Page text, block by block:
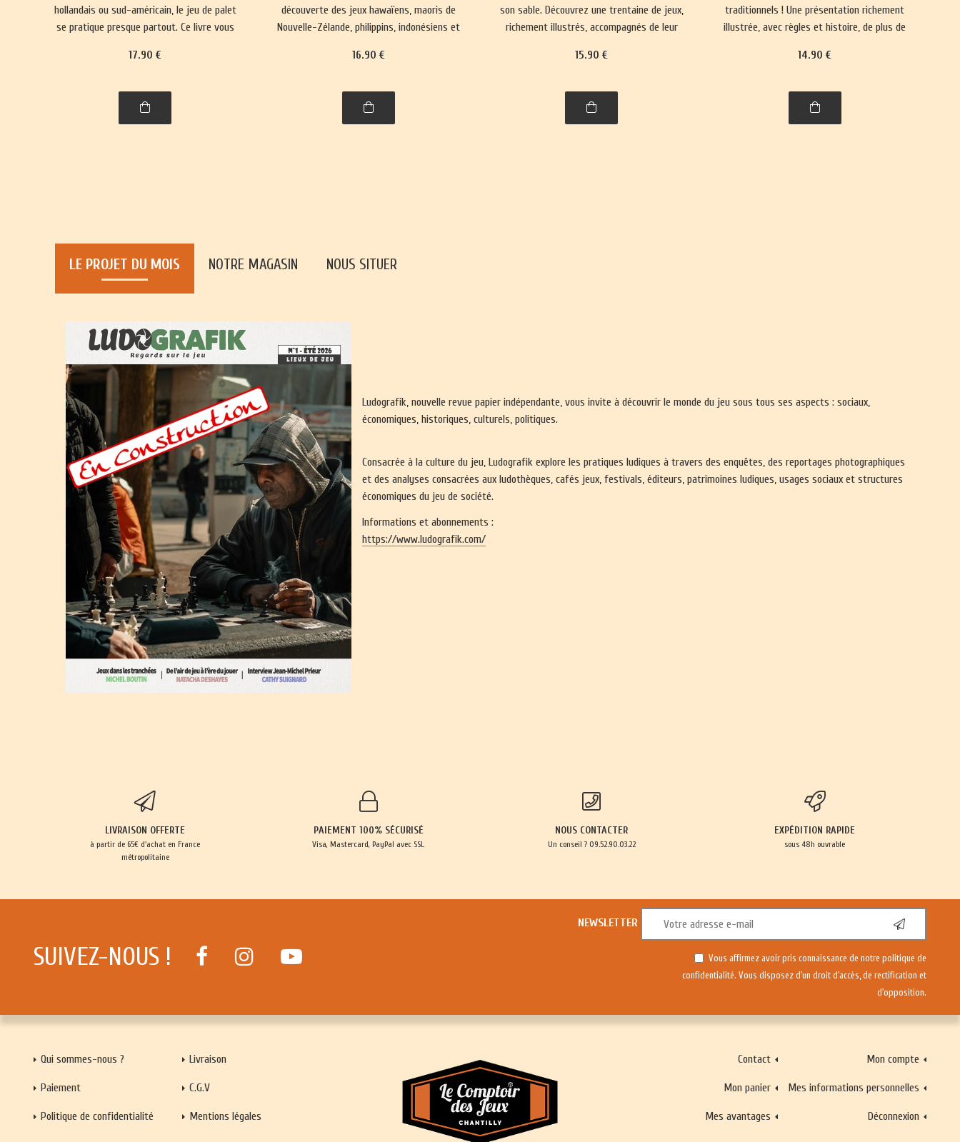
hollandais ou sud-américain, le jeu de palet
se pratique presque partout. Ce livre vous
ses variantes, parfois quelque peu
17.90 €
découverte des jeux hawaïens, maoris de
Nouvelle-Zélande, philippins, indonésiens et
16.90 €
son sable. Découvrez une trentaine de jeux,
richement illustrés, accompagnés de leur
15.90 €
traditionnels ! Une présentation richement
illustrée, avec règles et histoire, de plus de
jeux d'enfants et jeux d'adresse.
14.90 €
LE PROJET DU MOIS NOTRE MAGASIN NOUS SITUER
Ludografik, nouvelle revue papier indépendante, vous invite à découvrir le monde du jeu sous tous ses aspects : sociaux,
économiques, historiques, culturels, politiques.
Consacrée à la culture du jeu, Ludografik explore les pratiques ludiques à travers des enquêtes, des reportages photographiques
et des analyses consacrées aux ludothèques, cafés jeux, festivals, éditeurs, patrimoines ludiques, usages sociaux et structures
économiques du jeu de société.
Informations et abonnements :
https://www.ludografik.com/
LIVRAISON OFFERTE
à partir de 65€ d'achat en France
métropolitaine
PAIEMENT 100% SÉCURISÉ
Visa, Mastercard, PayPal avec SSL
NOUS CONTACTER
Un conseil ? 09.52.90.03.22
EXPÉDITION RAPIDE
sous 48h ouvrable
SUIVEZ-NOUS !
NEWSLETTER
Vous affirmez avoir pris connaissance de notre politique de
confidentialité. Vous disposez d'un droit d'accès, de rectification et
d'opposition.
Qui sommes-nous ? Livraison
Paiement C.G.V
Politique de confidentialité Mentions légales
Contact Mon compte
Mon panier Mes informations personnelles
Mes avantages Déconnexion